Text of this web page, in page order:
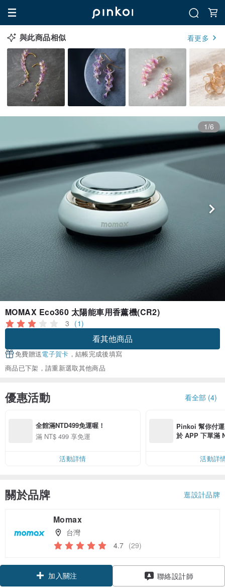
與此商品相似 看更多
1/6
MOMAX Eco360 太陽能車用香薰機(CR2)
3 (1)
看其他商品
免費贈送電子賀卡 ，結帳完成後填寫
商品已下架，請重新選取其他商品
優惠活動 看全部 (4)
全館滿NTD499免運喔！
滿 NT$ 499 享免運
活動詳情
Pinkoi 幫你付
於 APP 下單滿
活動詳
關於品牌 逛設計品牌
Momax
台灣
4.7 (29)
加入關注 聯絡設計師